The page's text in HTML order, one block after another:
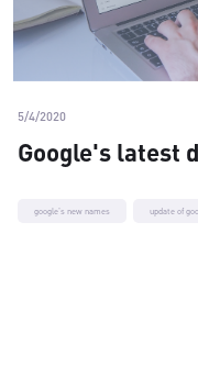
google's new names update of
5/4/2020
Google's latest